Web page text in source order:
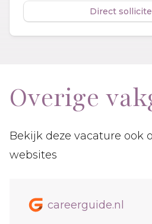
Direct
Overige
Bekijk deze vacature ook
websites
careerguide.nl